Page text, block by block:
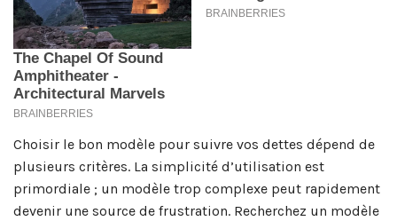
Choisir le bon modèle pour suivre vos dettes dépend de
plusieurs critères. La simplicité d’utilisation est
primordiale ; un modèle trop complexe peut rapidement
devenir une source de frustration. Recherchez un modèle